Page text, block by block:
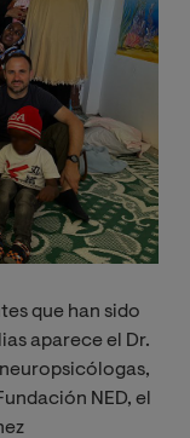
que han sido
aparece el Dr.
NED, el